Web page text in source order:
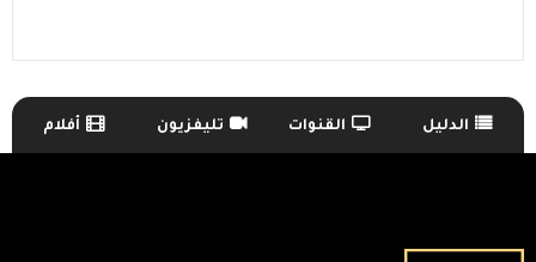
TV Guide Menu الدليل القنوات تليفزيون أفلام